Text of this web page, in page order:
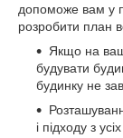
допоможе вам у
розробити план
Якщо на
будувати
будинку не
і підходу з